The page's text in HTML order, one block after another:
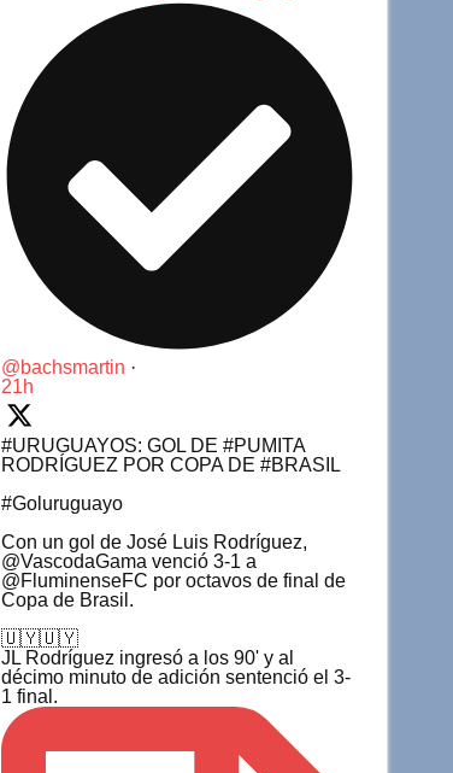
@bachsmartin ·
21h
#URUGUAYOS: GOL DE #PUMITA
RODRÍGUEZ POR COPA DE #BRASIL
#Goluruguayo
Con un gol de José Luis Rodríguez,
@VascodaGama venció 3-1 a
@FluminenseFC por octavos de final de
Copa de Brasil.
🇺🇾🇺🇾
JL Rodríguez ingresó a los 90' y al
décimo minuto de adición sentenció el 3-
1 final.